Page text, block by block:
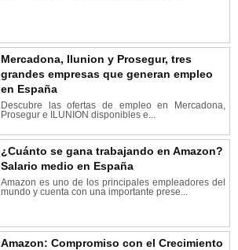
Mercadona, Ilunion y Prosegur, tres
grandes empresas que generan empleo
en España
Descubre las ofertas de empleo en Mercadona,
Prosegur e ILUNION disponibles e...
¿Cuánto se gana trabajando en Amazon?
Salario medio en España
Amazon es uno de los principales empleadores del
mundo y cuenta con una importante prese...
Amazon: Compromiso con el Crecimiento